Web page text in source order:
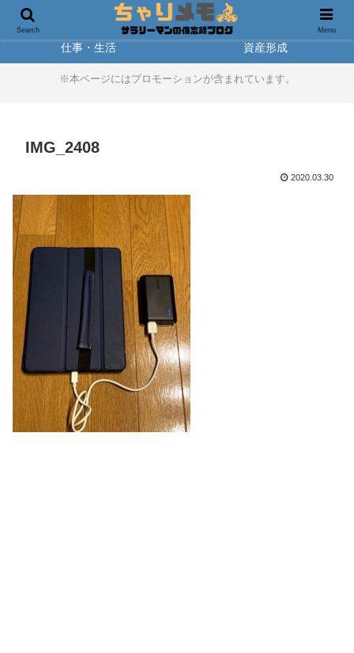
製品レビュー
仕事・生活 資産形成
※本ページにはプロモーションが含まれています。
IMG_2408
2020.03.30
Search Menu